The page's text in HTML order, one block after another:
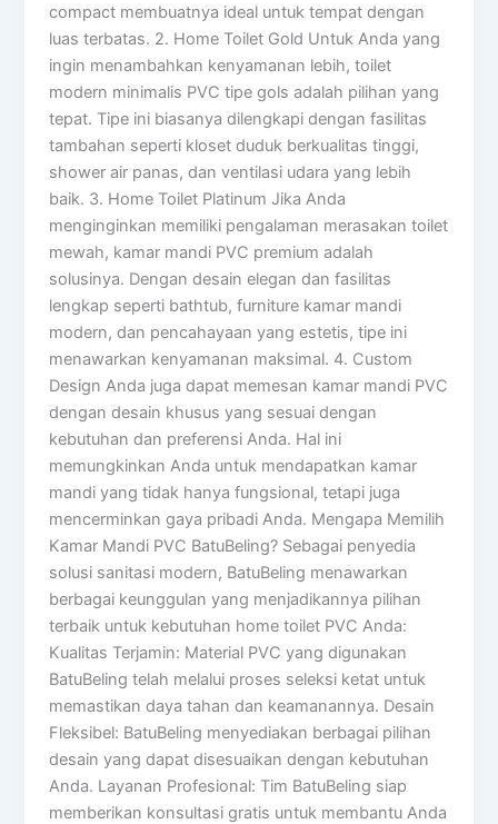
compact membuatnya ideal untuk tempat dengan
luas terbatas. 2. Home Toilet Gold Untuk Anda yang
ingin menambahkan kenyamanan lebih, toilet
modern minimalis PVC tipe gols adalah pilihan yang
tepat. Tipe ini biasanya dilengkapi dengan fasilitas
tambahan seperti kloset duduk berkualitas tinggi,
shower air panas, dan ventilasi udara yang lebih
baik. 3. Home Toilet Platinum Jika Anda
menginginkan memiliki pengalaman merasakan toilet
mewah, kamar mandi PVC premium adalah
solusinya. Dengan desain elegan dan fasilitas
lengkap seperti bathtub, furniture kamar mandi
modern, dan pencahayaan yang estetis, tipe ini
menawarkan kenyamanan maksimal. 4. Custom
Design Anda juga dapat memesan kamar mandi PVC
dengan desain khusus yang sesuai dengan
kebutuhan dan preferensi Anda. Hal ini
memungkinkan Anda untuk mendapatkan kamar
mandi yang tidak hanya fungsional, tetapi juga
mencerminkan gaya pribadi Anda. Mengapa Memilih
Kamar Mandi PVC BatuBeling? Sebagai penyedia
solusi sanitasi modern, BatuBeling menawarkan
berbagai keunggulan yang menjadikannya pilihan
terbaik untuk kebutuhan home toilet PVC Anda:
Kualitas Terjamin: Material PVC yang digunakan
BatuBeling telah melalui proses seleksi ketat untuk
memastikan daya tahan dan keamanannya. Desain
Fleksibel: BatuBeling menyediakan berbagai pilihan
desain yang dapat disesuaikan dengan kebutuhan
Anda. Layanan Profesional: Tim BatuBeling siap
memberikan konsultasi gratis untuk membantu Anda